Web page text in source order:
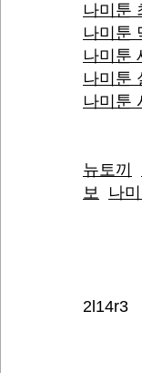
나미툰
나미툰
나미툰
나미툰
나미툰
뉴토끼
보
나
2l14r3